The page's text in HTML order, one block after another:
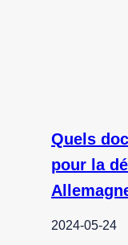
Quels
pour la
2024-05-24